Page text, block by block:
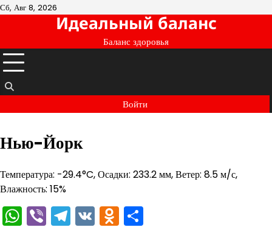
Перейти
Сб, Авг 8, 2026
Идеальный баланс
Баланс здоровья
Войти
Нью-Йорк
Температура: -29.4°C, Осадки: 233.2 мм, Ветер: 8.5 м/с,
Влажность: 15%
WhatsApp
ViberTelegram
VKOdnoklassniki